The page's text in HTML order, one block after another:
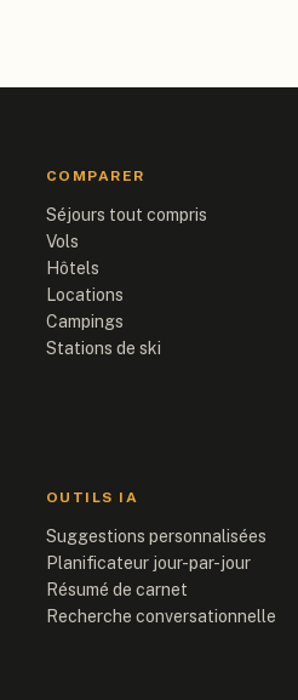
COMPARER
Séjours tout compris
Vols
Hôtels
Locations
Campings
Stations de ski
OUTILS IA
Suggestions personnalisées
Planificateur jour-par-jour
Résumé de carnet
Recherche conversationnelle